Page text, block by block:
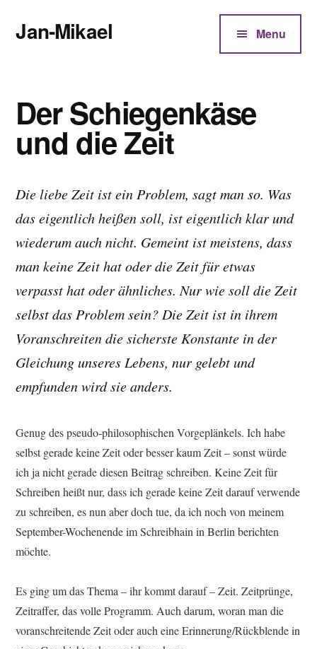
Inhalt
springen
menu
Jan-Mikael
Eder
Menu
Der Schiegenkäse
und die Zeit
Die liebe Zeit ist ein Problem, sagt man so. Was
das eigentlich heißen soll, ist eigentlich klar und
wiederum auch nicht. Gemeint ist meistens, dass
man keine Zeit hat oder die Zeit für etwas
verpasst hat oder ähnliches. Nur wie soll die Zeit
selbst das Problem sein? Die Zeit ist in ihrem
Voranschreiten die sicherste Konstante in der
Gleichung unseres Lebens, nur gelebt und
empfunden wird sie anders.
Genug des pseudo-philosophischen Vorgeplänkels. Ich habe
selbst gerade keine Zeit oder besser kaum Zeit – sonst würde
ich ja nicht gerade diesen Beitrag schreiben. Keine Zeit für
Schreiben heißt nur, dass ich gerade keine Zeit darauf verwende
zu schreiben, es nun aber doch tue, da ich noch von meinem
September-Wochenende im Schreibhain in Berlin berichten
möchte.
Es ging um das Thema – ihr kommt darauf – Zeit. Zeitprünge,
Zeitraffer, das volle Programm. Auch darum, woran man die
voranschreitende Zeit oder auch eine Erinnerung/Rückblende in